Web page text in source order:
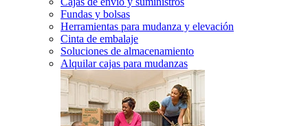
Fundas y bolsas
Herramientas para mudanza y elevación
Cinta de embalaje
Soluciones de almacenamiento
Alquilar cajas para mudanzas